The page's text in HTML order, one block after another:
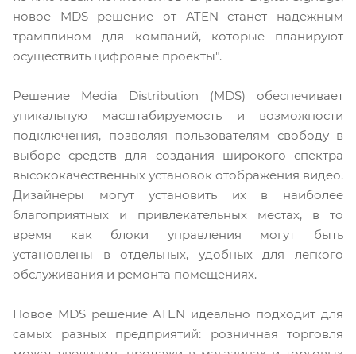
новое MDS решение от ATEN станет надежным
трамплином для компаний, которые планируют
осуществить цифровые проекты".
Решение Media Distribution (MDS) обеспечивает
уникальную масштабируемость и возможности
подключения, позволяя пользователям свободу в
выборе средств для создания широкого спектра
высококачественных установок отображения видео.
Дизайнеры могут установить их в наиболее
благоприятных и привлекательных местах, в то
время как блоки управления могут быть
установлены в отдельных, удобных для легкого
обслуживания и ремонта помещениях.
Новое MDS решение ATEN идеально подходит для
самых разных предприятий: розничная торговля